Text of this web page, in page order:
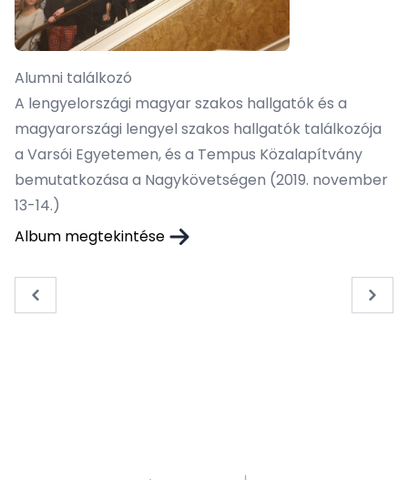
Alumni találkozó
A lengyelországi magyar szakos hallgatók és a
magyarországi lengyel szakos hallgatók találkozója
a Varsói Egyetemen, és a Tempus Közalapítvány
bemutatkozása a Nagykövetségen (2019. november
13-14.)
Album megtekintése
« Previous Next